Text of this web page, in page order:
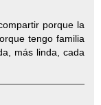
porque la
tengo familia
más linda, cada